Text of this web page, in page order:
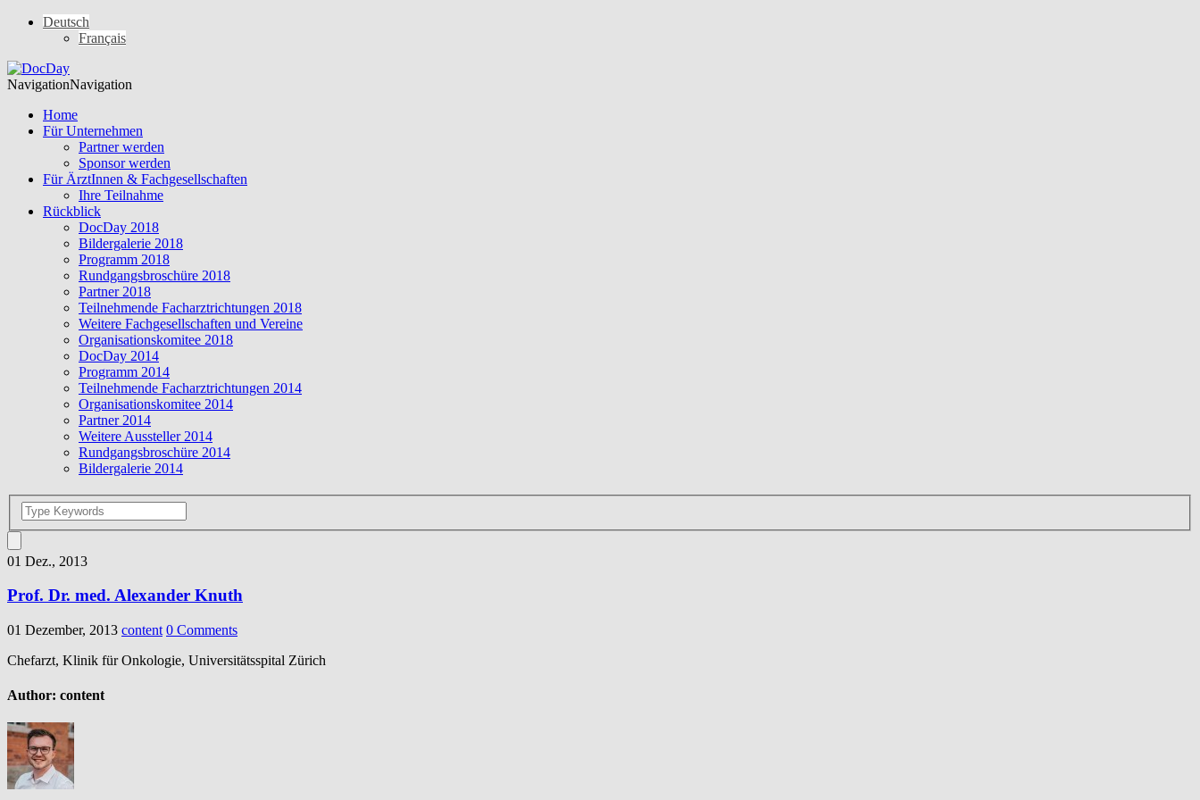
Deutsch
Français
NavigationNavigation
Home
Für Unternehmen
Partner werden
Sponsor werden
Für ÄrztInnen & Fachgesellschaften
Ihre Teilnahme
Rückblick
DocDay 2018
Bildergalerie 2018
Programm 2018
Rundgangsbroschüre 2018
Partner 2018
Teilnehmende Facharztrichtungen 2018
Weitere Fachgesellschaften und Vereine
Organisationskomitee 2018
DocDay 2014
Programm 2014
Teilnehmende Facharztrichtungen 2014
Organisationskomitee 2014
Partner 2014
Weitere Aussteller 2014
Rundgangsbroschüre 2014
Bildergalerie 2014
01 Dez., 2013
Prof. Dr. med. Alexander Knuth
01 Dezember, 2013 content 0 Comments
Chefarzt, Klinik für Onkologie, Universitätsspital Zürich
Author: content